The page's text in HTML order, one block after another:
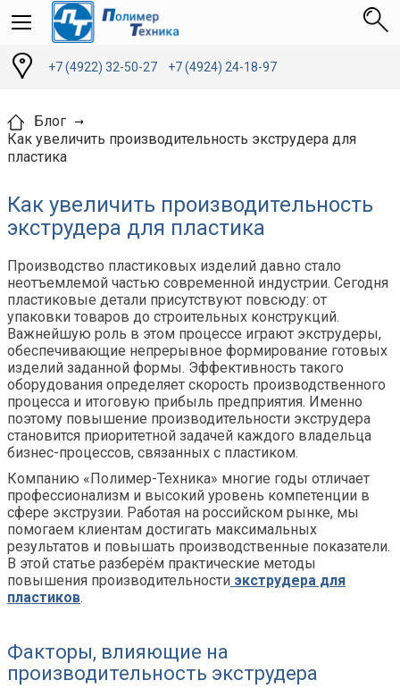
+7 (4922) 32-50-27 +7 (4924) 24-18-97
Блог
Как увеличить производительность экструдера для
пластика
Как увеличить производительность
экструдера для пластика
Производство пластиковых изделий давно стало
неотъемлемой частью современной индустрии. Сегодня
пластиковые детали присутствуют повсюду: от
упаковки товаров до строительных конструкций.
Важнейшую роль в этом процессе играют экструдеры,
обеспечивающие непрерывное формирование готовых
изделий заданной формы. Эффективность такого
оборудования определяет скорость производственного
процесса и итоговую прибыль предприятия. Именно
поэтому повышение производительности экструдера
становится приоритетной задачей каждого владельца
бизнес-процессов, связанных с пластиком.
Компанию «Полимер-Техника» многие годы отличает
профессионализм и высокий уровень компетенции в
сфере экструзии. Работая на российском рынке, мы
помогаем клиентам достигать максимальных
результатов и повышать производственные показатели.
В этой статье разберём практические методы
повышения производительности экструдера для
пластиков.
Факторы, влияющие на
производительность экструдера